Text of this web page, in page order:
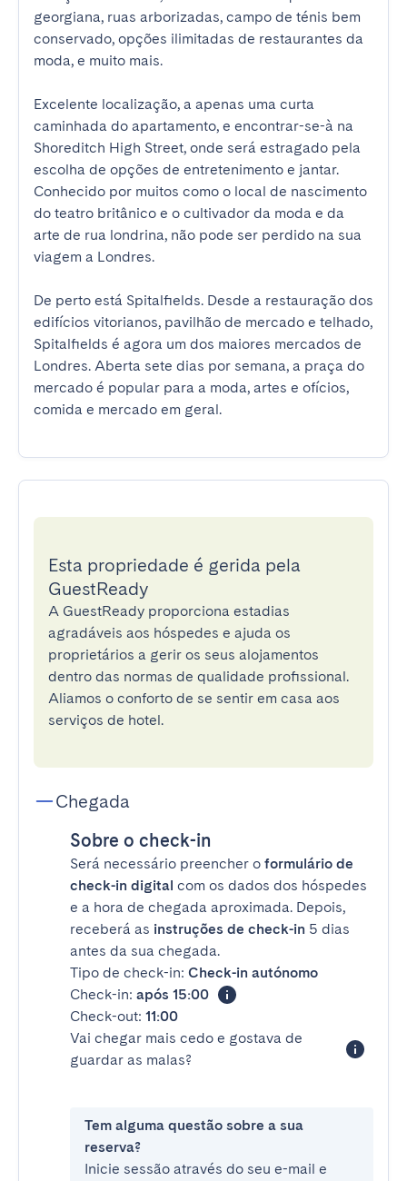
georgiana, ruas arborizadas, campo de ténis bem
conservado, opções ilimitadas de restaurantes da
moda, e muito mais.
Excelente localização, a apenas uma curta
caminhada do apartamento, e encontrar-se-à na
Shoreditch High Street, onde será estragado pela
escolha de opções de entretenimento e jantar.
Conhecido por muitos como o local de nascimento
do teatro britânico e o cultivador da moda e da
arte de rua londrina, não pode ser perdido na sua
viagem a Londres.
De perto está Spitalfields. Desde a restauração dos
edifícios vitorianos, pavilhão de mercado e telhado,
Spitalfields é agora um dos maiores mercados de
Londres. Aberta sete dias por semana, a praça do
mercado é popular para a moda, artes e ofícios,
comida e mercado em geral.
Esta propriedade é gerida pela
GuestReady
A GuestReady proporciona estadias
agradáveis aos hóspedes e ajuda os
proprietários a gerir os seus alojamentos
dentro das normas de qualidade profissional.
Aliamos o conforto de se sentir em casa aos
serviços de hotel.
Chegada
Sobre o check-in
Será necessário preencher o formulário de
check-in digital com os dados dos hóspedes
e a hora de chegada aproximada. Depois,
receberá as instruções de check-in 5 dias
antes da sua chegada.
Tipo de check-in: Check-in autónomo
Check-in: após 15:00
Check-out: 11:00
Vai chegar mais cedo e gostava de
guardar as malas?
Tem alguma questão sobre a sua
reserva?
Inicie sessão através do seu e-mail e